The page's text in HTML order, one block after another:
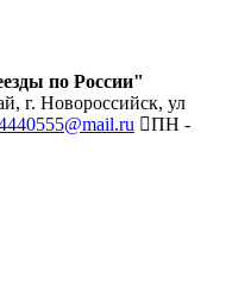
по России"
г. Новороссийск, ул
ПН -